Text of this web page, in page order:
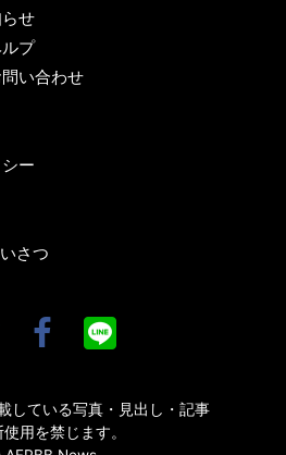
せ
プ
い合わせ
ー
さつ
している写真・見出し・記事
用を禁じます。